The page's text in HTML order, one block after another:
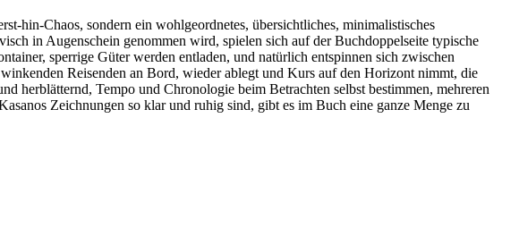
hin-Chaos, sondern ein wohlgeordnetes, übersichtliches, minimalistisches
in Augenschein genommen wird, spielen sich auf der Buchdoppelseite typische
sperrige Güter werden entladen, und natürlich entspinnen sich zwischen
Reisenden an Bord, wieder ablegt und Kurs auf den Horizont nimmt, die
herblätternd, Tempo und Chronologie beim Betrachten selbst bestimmen, mehreren
Zeichnungen so klar und ruhig sind, gibt es im Buch eine ganze Menge zu